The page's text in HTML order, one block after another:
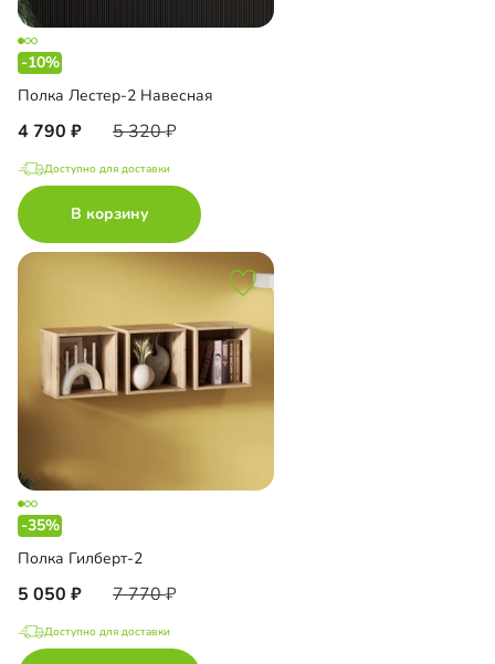
-10%
Полка Лестер-2 Навесная
4 790 5 320
Доступно для доставки
В корзину
-35%
Полка Гилберт-2
5 050 7 770
Доступно для доставки